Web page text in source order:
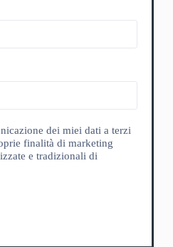
dei miei dati a terzi
finalità di marketing
e tradizionali di